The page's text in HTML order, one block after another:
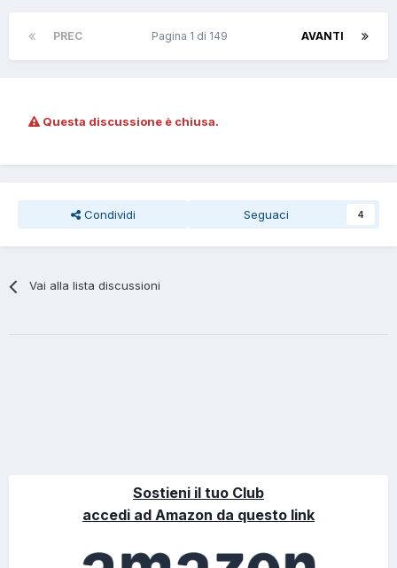
PREC AVANTI
Pagina 1 di 149
Questa discussione è chiusa.
Condividi Seguaci 4
Vai alla lista discussioni
Sostieni il tuo Club
accedi ad Amazon da questo link